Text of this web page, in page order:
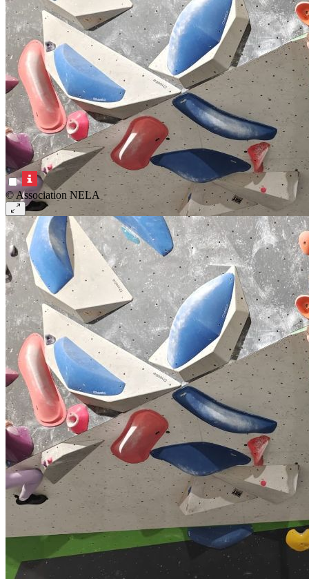
© Association NELA